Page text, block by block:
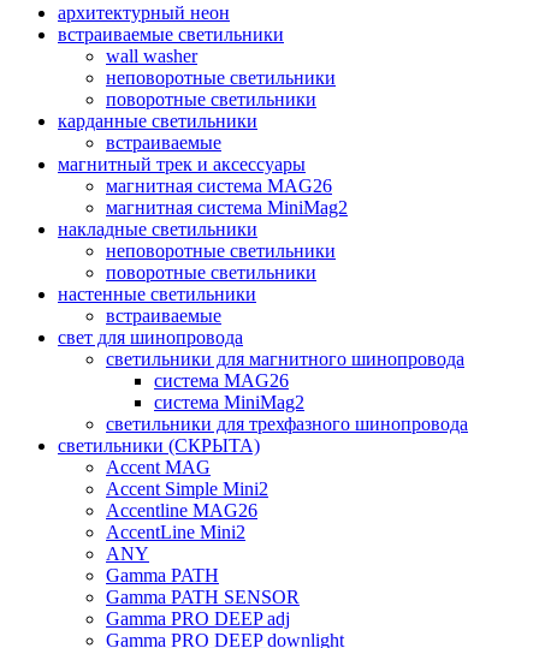
Опции
можно
на
странице
товара.
архитектурный неон
встраиваемые светильники
wall washer
неповоротные светильники
поворотные светильники
карданные светильники
встраиваемые
магнитный трек и аксессуары
магнитная система MAG26
магнитная система MiniMag2
накладные светильники
неповоротные светильники
поворотные светильники
настенные светильники
встраиваемые
свет для шинопровода
светильники для магнитного шинопровода
система MAG26
система MiniMag2
светильники для трехфазного шинопровода
светильники (СКРЫТА)
Accent MAG
Accent Simple Mini2
Accentline MAG26
AccentLine Mini2
ANY
Gamma PATH
Gamma PATH SENSOR
Gamma PRO DEEP adj
Gamma PRO DEEP downlight